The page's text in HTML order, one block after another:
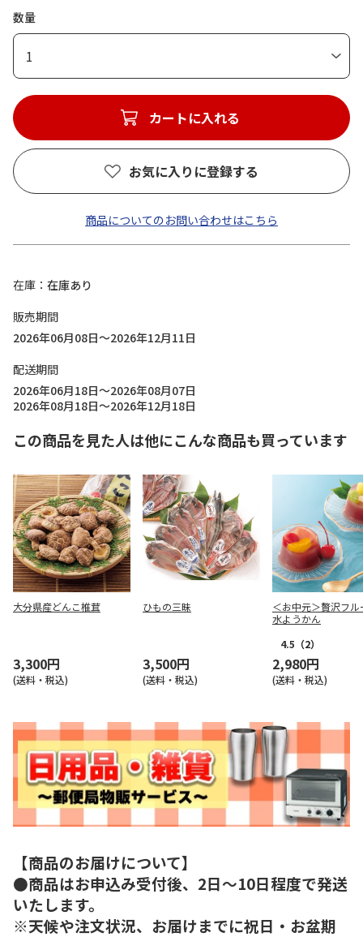
数量
1
カートに入れる
お気に入りに登録する
商品についてのお問い合わせはこちら
在庫
在庫あり
販売期間
2026年06月08日～2026年12月11日
配送期間
2026年06月18日～2026年08月07日
2026年08月18日～2026年12月18日
この商品を見た人は他にこんな商品も買っています
大分県産どんこ椎茸
3,300円
(送料・税込)
ひもの三昧
3,500円
(送料・税込)
＜お中元＞贅沢フル
水ようかん
4.5 （2）
2,980円
(送料・税込)
【商品のお届けについて】
●商品はお申込み受付後、2日～10日程度で発送
いたします。
※天候や注文状況、お届けまでに祝日・お盆期